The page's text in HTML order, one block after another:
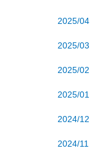
2025/04
2025/03
2025/02
2025/01
2024/12
2024/11